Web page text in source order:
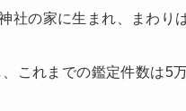
の家に生まれ、まわり
これまでの鑑定件数は5